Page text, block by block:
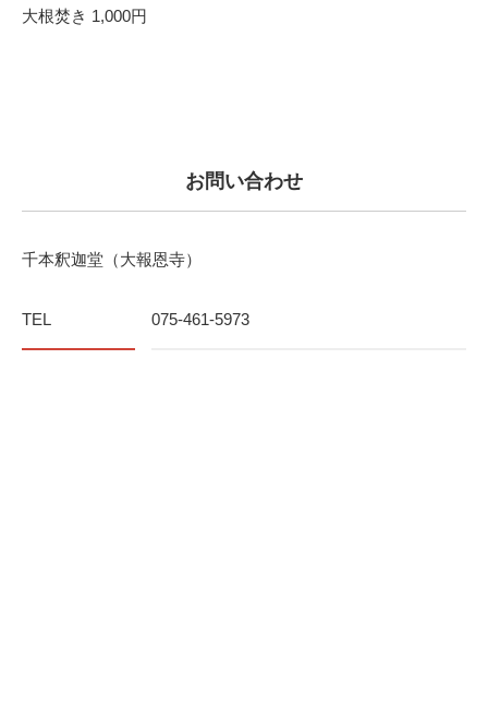
大根焚き 1,000円
お問い合わせ
千本釈迦堂（大報恩寺）
TEL 075-461-5973